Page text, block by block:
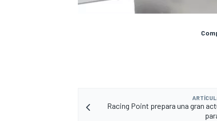
Racing Point prepara una gran